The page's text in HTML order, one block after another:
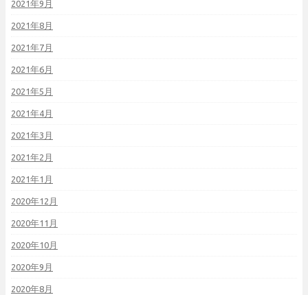
2021年9月
2021年8月
2021年7月
2021年6月
2021年5月
2021年4月
2021年3月
2021年2月
2021年1月
2020年12月
2020年11月
2020年10月
2020年9月
2020年8月